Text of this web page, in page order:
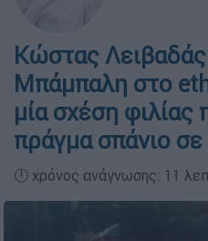
Κώστας
Μπάμπαλη στο
μία σχέση φιλίας
πράγμα σπάνιο
🕛 χρόνος ανάγνωσης: 11